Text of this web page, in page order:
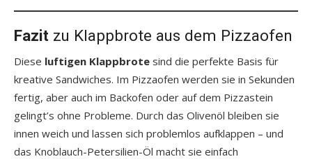
Fazit zu Klappbrote aus dem Pizzaofen
Diese luftigen Klappbrote sind die perfekte Basis für
kreative Sandwiches. Im Pizzaofen werden sie in Sekunden
fertig, aber auch im Backofen oder auf dem Pizzastein
gelingt’s ohne Probleme. Durch das Olivenöl bleiben sie
innen weich und lassen sich problemlos aufklappen – und
das Knoblauch-Petersilien-Öl macht sie einfach